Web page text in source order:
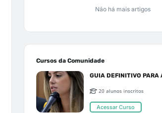
Não há mais artigos
Cursos da Comunidade
20 alunos inscritos
Acessar Curso